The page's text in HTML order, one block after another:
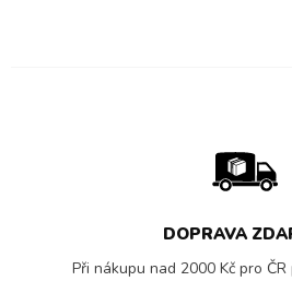
DOPRAVA
Při nákupu nad 2000 Kč pro